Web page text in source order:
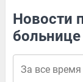
Новости
больнице